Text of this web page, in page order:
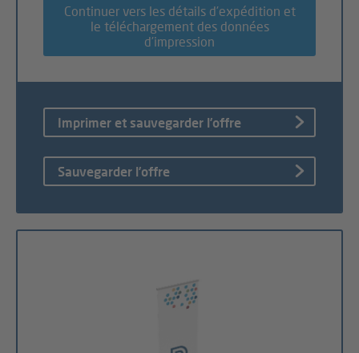
Continuer vers les détails d’expédition et
le téléchargement des données
d’impression
Imprimer et sauvegarder l’offre
Sauvegarder l’offre